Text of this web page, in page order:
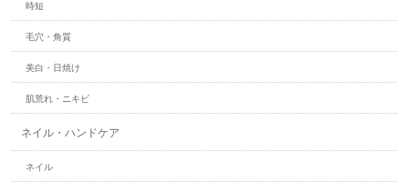
時短
毛穴・角質
美白・日焼け
肌荒れ・ニキビ
ネイル・ハンドケア
ネイル